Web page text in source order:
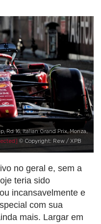
Rd 16, Italian Grand Prix, Monza,
© Copyright: Rew / XPB
no geral e, sem a
teria sido
incansavelmente e
com sua
mais. Largar em